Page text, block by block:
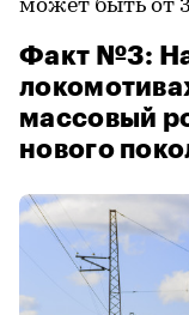
может быть от
Факт №3: На
массовый
нового